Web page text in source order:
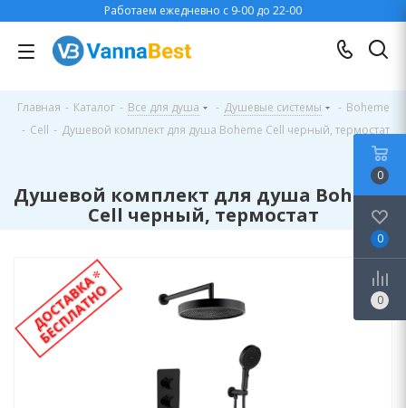
Работаем ежедневно с 9-00 до 22-00
Главная - Каталог - Все для душа - Душевые системы - Boheme
- Cell - Душевой комплект для душа Boheme Cell черный, термостат
Душевой комплект для душа Boheme
Cell черный, термостат
0
0
0